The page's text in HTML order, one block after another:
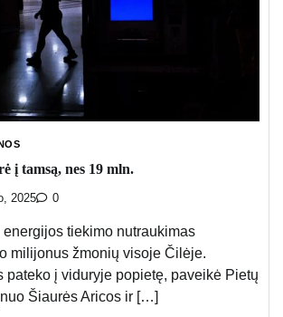
į tamsą, nes 19 mln.
2025 0
tiekimo nutraukimas
milijonus žmonių visoje Čilėje.
pateko į viduryje popietę, paveikė Pietų
Šiaurės Aricos ir […]